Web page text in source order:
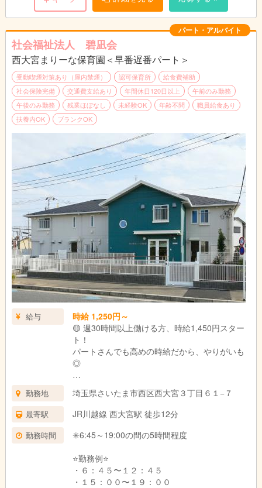
パート・アルバイト
社会福祉法人 碧凪会
西大宮まりーな保育園＜早番遅番パート＞
受動喫煙対策あり（屋内禁煙） 認可保育所
給食費補助
社会保険完備
交通費支給あり 年間休日120日以上
午前のみ勤務
午後のみ勤務
残業ほぼなし 未経験OK 年齢不問
職員給食あり
扶養内OK
ブランクOK
給与
時給 1,250円～
🟡 週30時間以上働ける方、時給1,450円スター
ト！
パートさんでも高めの時給だから、やりがいも
◎
🟡 クラス担当手当あり！
担任業務ができる方には、なんと
👉 月額42,000円の手当支給（フルパート限定）
※詳細はお気軽にお問い合わせくださいね♪
•早番（6:45～8:45） → 1回ごとに＋200円
•遅番（17:00～18:00） → ＋100円
•遅番（17:00～19:00） → ＋200円
勤務地 埼玉県さいたま市西区西大宮３丁目６１−７
最寄駅 JR川越線 西大宮駅 徒歩12分
勤務時間
✳️6:45～19:00の間の5時間程度
⭐️勤務例⭐️
・６：４５〜１２：４５
・１５：００〜１９：００